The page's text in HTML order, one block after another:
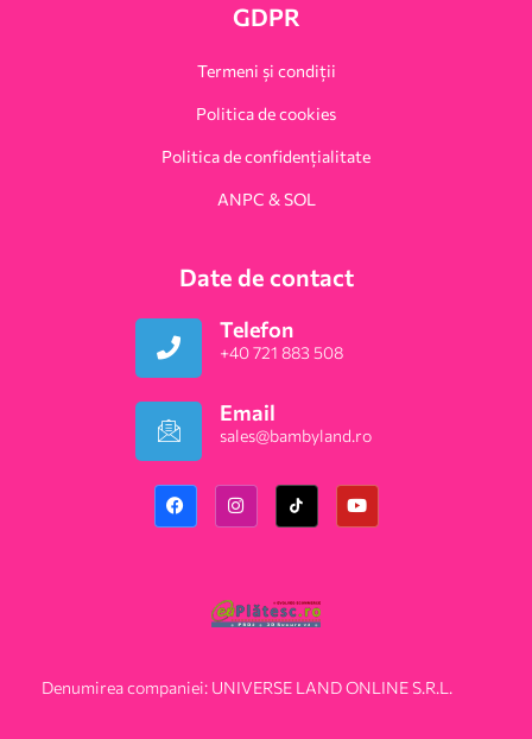
GDPR
Termeni și condiții
Politica de cookies
Politica de confidențialitate
ANPC & SOL
Date de contact
Telefon
+40 721 883 508
Email
sales@bambyland.ro​
Denumirea companiei: UNIVERSE LAND ONLINE S.R.L.